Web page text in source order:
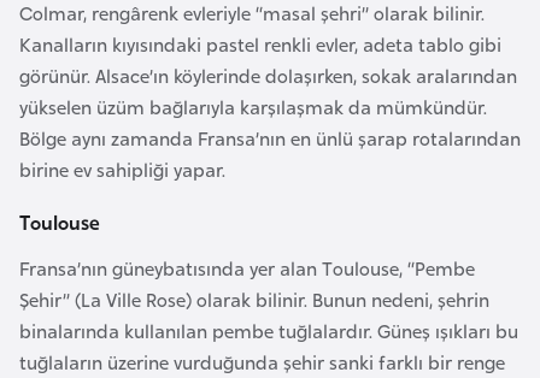
Colmar, rengârenk evleriyle “masal şehri” olarak bilinir.
Kanalların kıyısındaki pastel renkli evler, adeta tablo gibi
görünür. Alsace’ın köylerinde dolaşırken, sokak aralarından
yükselen üzüm bağlarıyla karşılaşmak da mümkündür.
Bölge aynı zamanda Fransa’nın en ünlü şarap rotalarından
birine ev sahipliği yapar.
Toulouse
Fransa’nın güneybatısında yer alan Toulouse, “Pembe
Şehir” (La Ville Rose) olarak bilinir. Bunun nedeni, şehrin
binalarında kullanılan pembe tuğlalardır. Güneş ışıkları bu
tuğlaların üzerine vurduğunda şehir sanki farklı bir renge
k
r
a
t
i
k
K
n
g
o